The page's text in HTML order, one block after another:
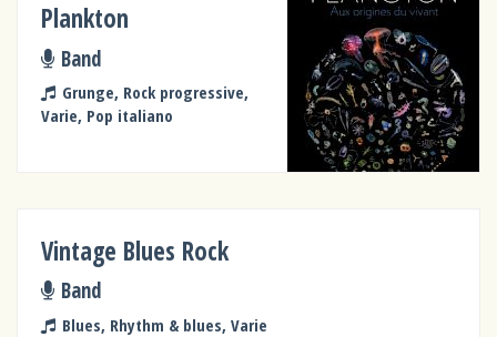
Plankton
Band
Grunge, Rock progressive,
Varie, Pop italiano
Vintage Blues Rock
Band
Blues, Rhythm & blues, Varie